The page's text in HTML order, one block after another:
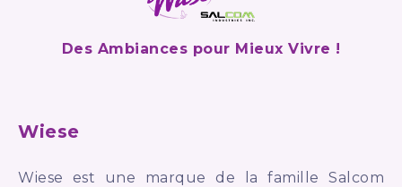
Des Ambiances pour Mieux Vivre !
Wiese
Wiese est une marque de la famille Salcom